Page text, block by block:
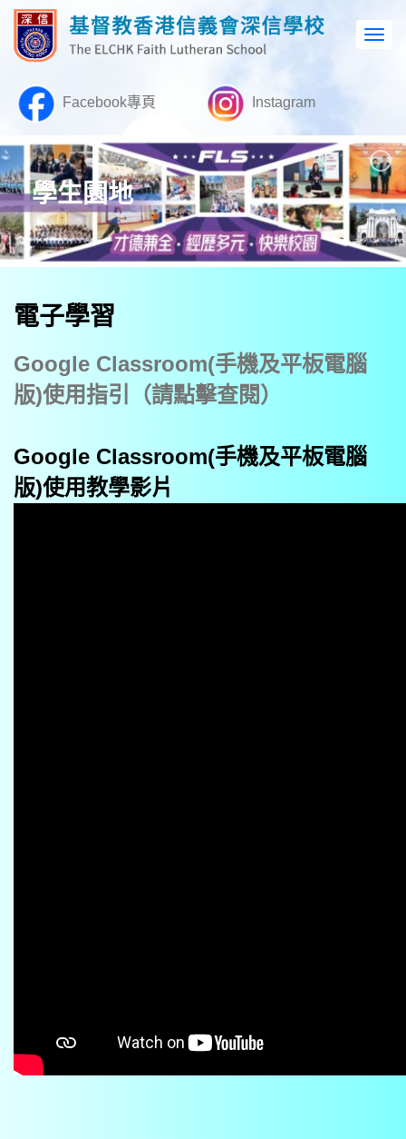
Facebook專頁 Instagram
學生園地
電子學習
Google Classroom(手機及平板電腦
版)使用指引（請點擊查閱）
Google Classroom(手機及平板電腦
版)使用教學影片